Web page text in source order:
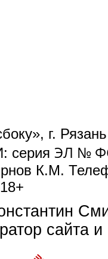
г.
серия ЭЛ №
К.М.
e-mail)
сайта